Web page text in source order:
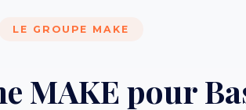
LE GROUPE MAKE
MAKE pour